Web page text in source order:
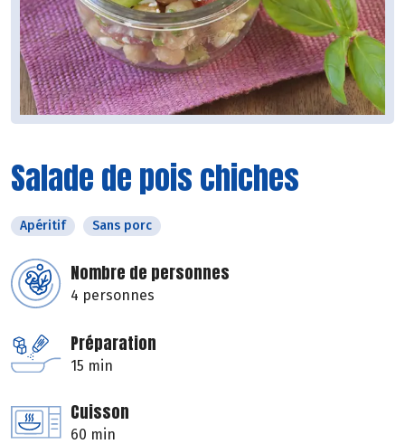
Salade de pois chiches
Apéritif Sans porc
Nombre de personnes
4 personnes
Préparation
15 min
Cuisson
60 min